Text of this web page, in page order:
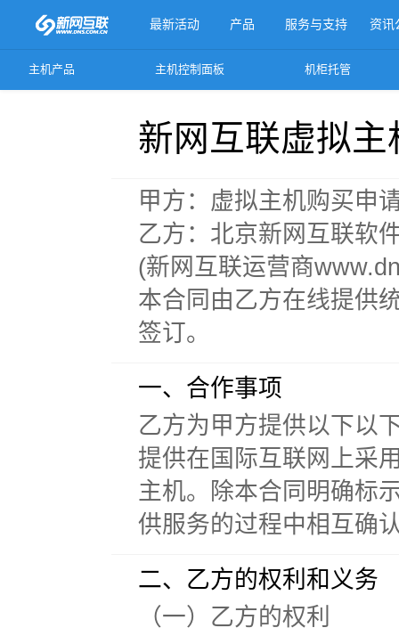
最新活动 产品 服务与支持 资讯
更多产品
主机产品 主机控制面板 机柜托管
新网互联虚拟
甲方：虚拟主机购买申
乙方：北京新网互联软
(新网互联运营商
本合同由乙方在线提供
签订。
一、合作事项
乙方为甲方提供以下以
提供在国际互联网上采
主机。除本合同明确标
供服务的过程中相互确
二、乙方的权利和义务
（一）乙方的权利